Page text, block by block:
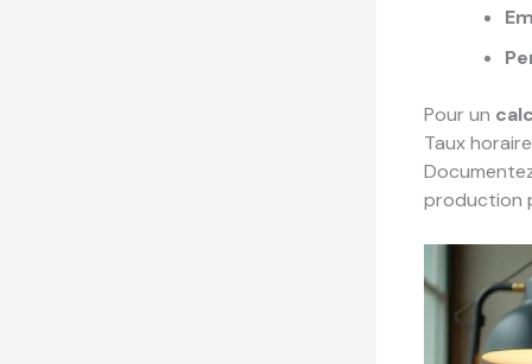
Pour un
Taux
production